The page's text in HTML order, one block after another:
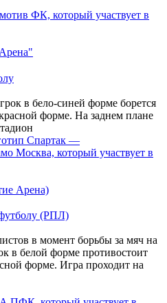
—
Арена)
(РПЛ)